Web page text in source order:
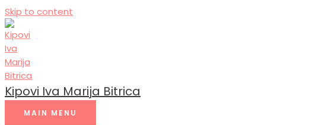
Skip to content
Kipovi Iva Marija Bitrica
MAIN MENU